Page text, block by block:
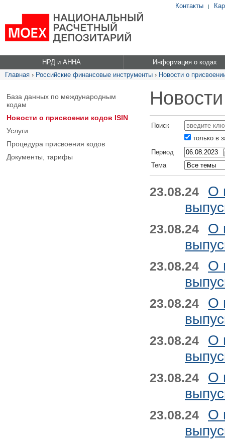
Контакты |
НРД и АННА
Информация о кодах
Главная › Российские финансовые инструменты › Новости о
База данных по международным
кодам
Новости о присвоении кодов ISIN
Услуги
Процедура присвоения кодов
Документы, тарифы
Поиск
только в
Период
Тема
23.08.24
О
23.08.24
О
23.08.24
О
23.08.24
О
23.08.24
О
23.08.24
О
23.08.24
О